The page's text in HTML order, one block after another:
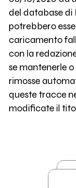
del database di
potrebbero
caricamento
con la
se mantenerle
rimosse
queste tracce
modificate il